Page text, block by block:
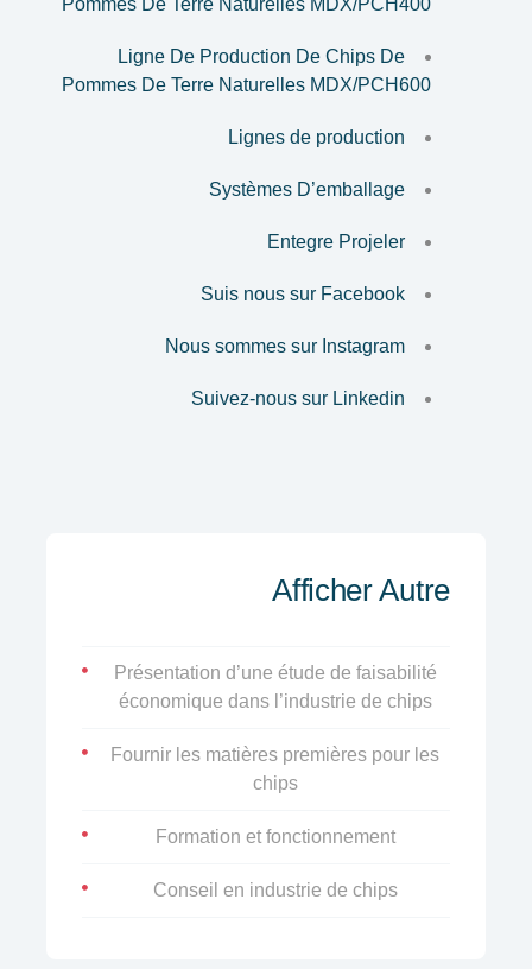
Pommes De Terre Naturelles MDX/PCH400
Ligne De Production De Chips De
Pommes De Terre Naturelles MDX/PCH600
Lignes de production
Systèmes D’emballage
Entegre Projeler
Suis nous sur Facebook
Nous sommes sur Instagram
Suivez-nous sur Linkedin
Afficher Autre
Présentation d’une étude de faisabilité
économique dans l’industrie de chips
Fournir les matières premières pour les
chips
Formation et fonctionnement
Conseil en industrie de chips